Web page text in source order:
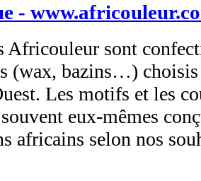
-
Africouleur sont
(wax, bazins…) choisis
Les motifs et les
eux-mêmes
africains selon nos